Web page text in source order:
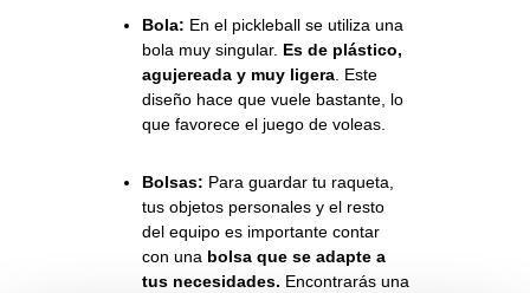
Bola: En el pickleball se utiliza una
bola muy singular. Es de plástico,
agujereada y muy ligera. Este
diseño hace que vuele bastante, lo
que favorece el juego de voleas.
Bolsas: Para guardar tu raqueta,
tus objetos personales y el resto
del equipo es importante contar
con una bolsa que se adapte a
tus necesidades. Encontrarás una